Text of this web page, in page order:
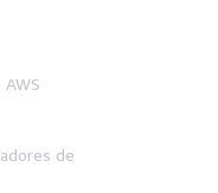
de